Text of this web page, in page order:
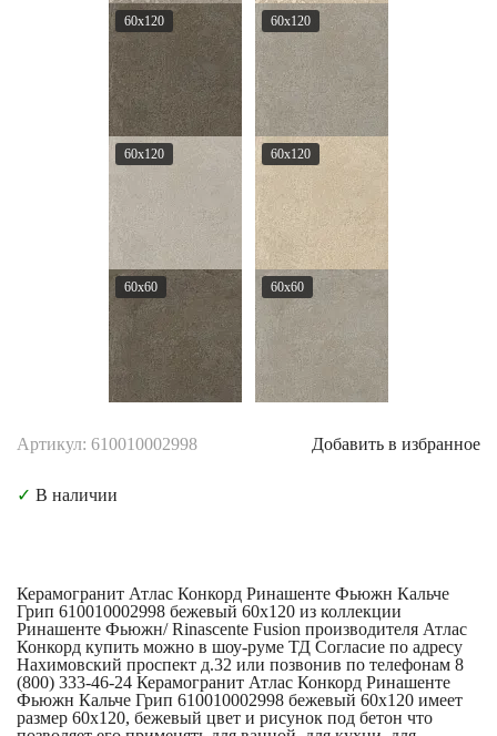
60x120 60x120
60x120 60x120
60x60 60x60
Артикул: 610010002998 Добавить в избранное
✓ В наличии
Керамогранит Атлас Конкорд Ринашенте Фьюжн Кальче
Грип 610010002998 бежевый 60x120 из коллекции
Ринашенте Фьюжн/ Rinascente Fusion производителя Атлас
Конкорд купить можно в шоу-руме ТД Согласие по адресу
Нахимовский проспект д.32 или позвонив по телефонам 8
(800) 333-46-24 Керамогранит Атлас Конкорд Ринашенте
Фьюжн Кальче Грип 610010002998 бежевый 60x120 имеет
размер 60x120, бежевый цвет и рисунок под бетон что